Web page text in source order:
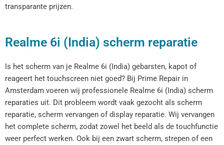
transparante prijzen.
Realme 6i (India) scherm reparatie
Is het scherm van je Realme 6i (India) gebarsten, kapot of
reageert het touchscreen niet goed? Bij Prime Repair in
Amsterdam voeren wij professionele Realme 6i (India) scherm
reparaties uit. Dit probleem wordt vaak gezocht als scherm
reparatie, scherm vervangen of display reparatie. Wij vervangen
het complete scherm, zodat zowel het beeld als de touchfunctie
weer perfect werken. Ook bij een zwart scherm, strepen of een